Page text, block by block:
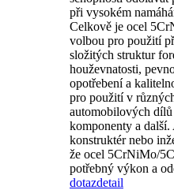
při vysokém
Celkově je ocel
volbou pro použití
složitých struktur
houževnatosti,
opotřebení a
pro použití v
automobilových dílů
komponenty a
konstruktér nebo
že ocel 5CrNiMo/
potřebný výkon a
dotazdetail